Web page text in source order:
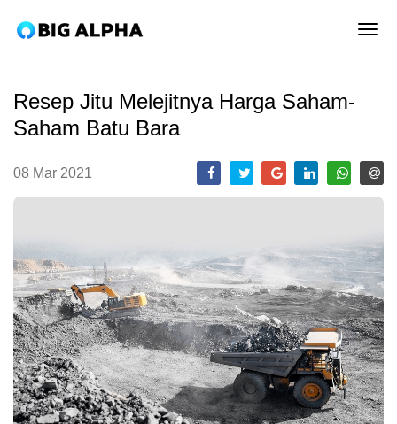
Resep Jitu Melejitnya Harga Saham-
Saham Batu Bara
08 Mar 2021